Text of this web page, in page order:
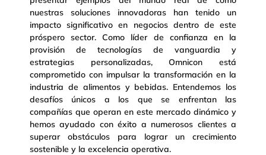
nuestras soluciones innovadoras han tenido un
impacto significativo en negocios dentro de este
próspero sector. Como líder de confianza en la
provisión de tecnologías de vanguardia y
estrategias personalizadas, Omnicon está
comprometido con impulsar la transformación en la
industria de alimentos y bebidas. Entendemos los
desafíos únicos a los que se enfrentan las
compañías que operan en este mercado dinámico y
hemos ayudado con éxito a numerosos clientes a
superar obstáculos para lograr un crecimiento
sostenible y la excelencia operativa.